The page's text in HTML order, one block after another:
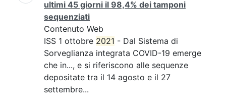
ultimi 45 giorni il 98,4% dei tamponi
sequenziati
Contenuto Web
ISS 1 ottobre 2021 - Dal Sistema di
Sorveglianza integrata COVID-19 emerge
che in..., e si riferiscono alle sequenze
depositate tra il 14 agosto e il 27
settembre...